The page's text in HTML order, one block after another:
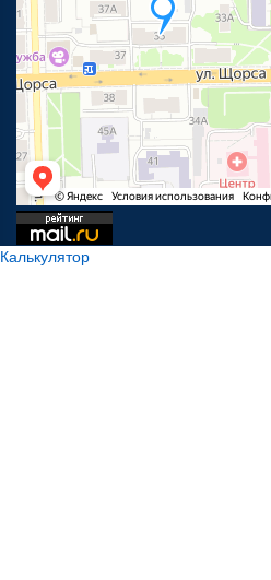
Калькулятор